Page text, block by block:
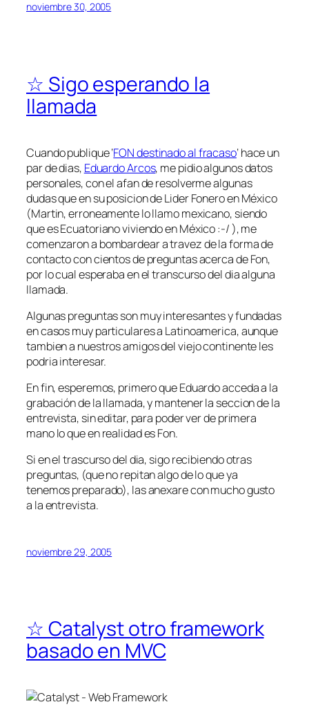
noviembre 30, 2005
☆ Sigo esperando la
llamada
Cuando publique ‘FON destinado al fracaso‘ hace un
par de dias, Eduardo Arcos, me pidio algunos datos
personales, con el afan de resolverme algunas
dudas que en su posicion de Lider Fonero en México
(Martin, erroneamente lo llamo mexicano, siendo
que es Ecuatoriano viviendo en México :-/ ), me
comenzaron a bombardear a travez de la forma de
contacto con cientos de preguntas acerca de Fon,
por lo cual esperaba en el transcurso del dia alguna
llamada.
Algunas preguntas son muy interesantes y fundadas
en casos muy particulares a Latinoamerica, aunque
tambien a nuestros amigos del viejo continente les
podria interesar.
En fin, esperemos, primero que Eduardo acceda a la
grabación de la llamada, y mantener la seccion de la
entrevista, sin editar, para poder ver de primera
mano lo que en realidad es Fon.
Si en el trascurso del dia, sigo recibiendo otras
preguntas, (que no repitan algo de lo que ya
tenemos preparado), las anexare con mucho gusto
a la entrevista.
noviembre 29, 2005
☆ Catalyst otro framework
basado en MVC